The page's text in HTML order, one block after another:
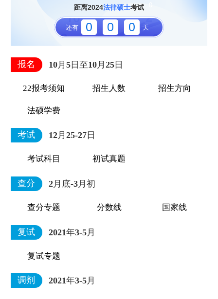
距离2024法律硕士考试
还有 0 0 0 天
报名 10月5日至10月25日
22报考须知 招生人数 招生方向
法硕学费
考试 12月25-27日
考试科目 初试真题
查分 2月底-3月初
查分专题 分数线 国家线
复试 2021年3-5月
复试专题
调剂 2021年3-5月